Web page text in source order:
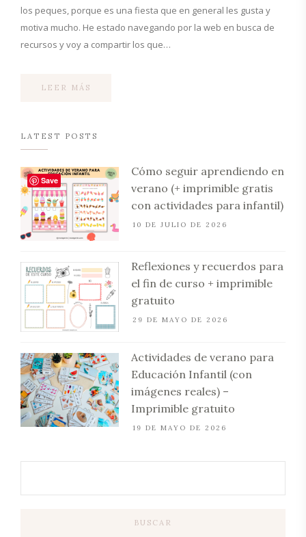
los peques, porque es una fiesta que en general les gusta y
motiva mucho. He estado navegando por la web en busca de
recursos y voy a compartir los que…
LEER MÁS
LATEST POSTS
Cómo seguir aprendiendo en
verano (+ imprimible gratis
con actividades para infantil)
10 DE JULIO DE 2026
Reflexiones y recuerdos para
el fin de curso + imprimible
gratuito
29 DE MAYO DE 2026
Actividades de verano para
Educación Infantil (con
imágenes reales) –
Imprimible gratuito
19 DE MAYO DE 2026
BUSCAR
Save